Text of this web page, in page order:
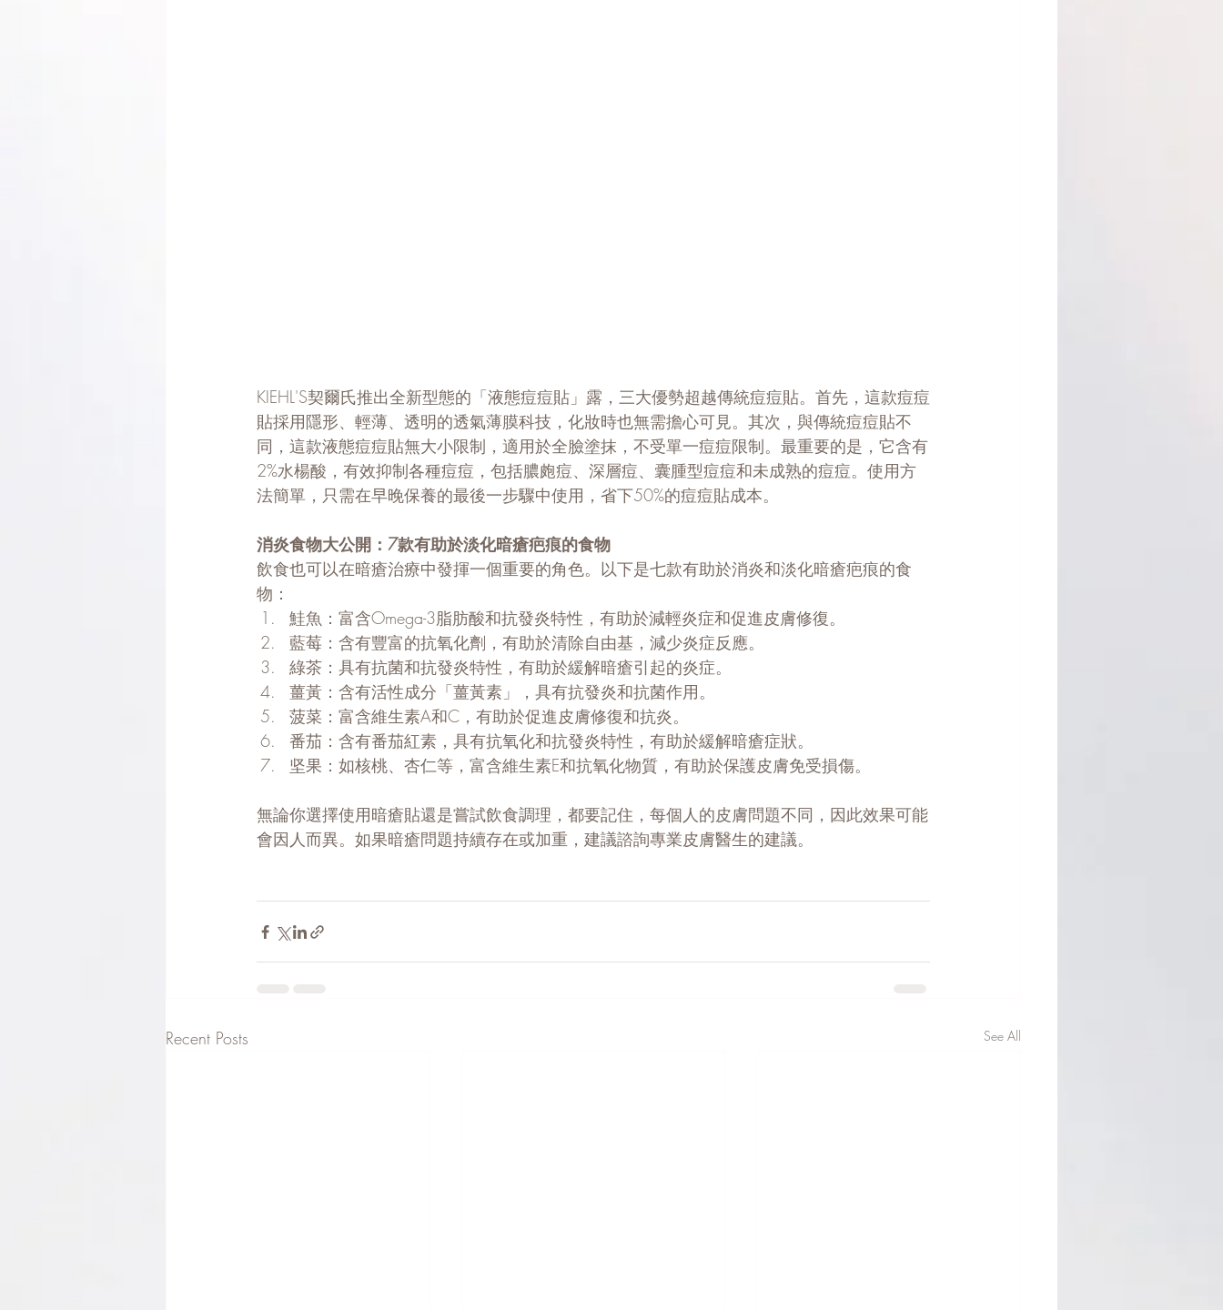
KIEHL'S契爾氏推出全新型態的「液態痘痘貼」露，三大優勢超越傳統痘痘貼。首先，這款痘痘
貼採用隱形、輕薄、透明的透氣薄膜科技，化妝時也無需擔心可見。其次，與傳統痘痘貼不
同，這款液態痘痘貼無大小限制，適用於全臉塗抹，不受單一痘痘限制。最重要的是，它含有
2%水楊酸，有效抑制各種痘痘，包括膿皰痘、深層痘、囊腫型痘痘和未成熟的痘痘。使用方
法簡單，只需在早晚保養的最後一步驟中使用，省下50%的痘痘貼成本。
消炎食物大公開：7款有助於淡化暗瘡疤痕的食物
飲食也可以在暗瘡治療中發揮一個重要的角色。以下是七款有助於消炎和淡化暗瘡疤痕的食
物：
鮭魚：富含Omega-3脂肪酸和抗發炎特性，有助於減輕炎症和促進皮膚修復。
藍莓：含有豐富的抗氧化劑，有助於清除自由基，減少炎症反應。
綠茶：具有抗菌和抗發炎特性，有助於緩解暗瘡引起的炎症。
薑黃：含有活性成分「薑黃素」，具有抗發炎和抗菌作用。
菠菜：富含維生素A和C，有助於促進皮膚修復和抗炎。
番茄：含有番茄紅素，具有抗氧化和抗發炎特性，有助於緩解暗瘡症狀。
坚果：如核桃、杏仁等，富含維生素E和抗氧化物質，有助於保護皮膚免受損傷。
無論你選擇使用暗瘡貼還是嘗試飲食調理，都要記住，每個人的皮膚問題不同，因此效果可能
會因人而異。如果暗瘡問題持續存在或加重，建議諮詢專業皮膚醫生的建議。
Recent Posts See All